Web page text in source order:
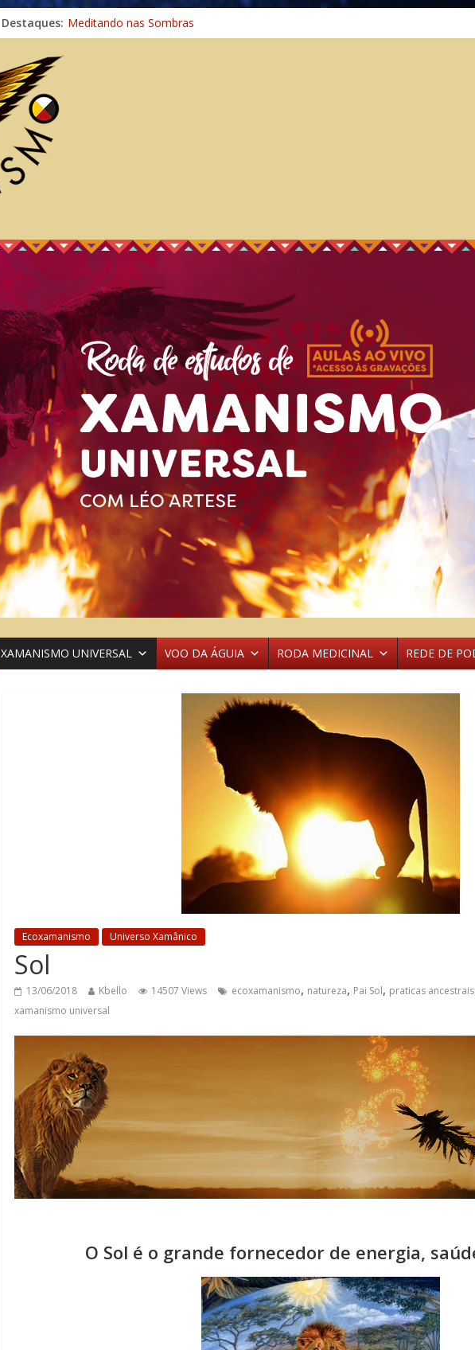
Destaques: Meditando nas Sombras
Autosuficiência: A Jornada do Espírito Ancestral
XAMANISMO UNIVERSAL VOO DA ÁGUIA RODA MEDICINAL REDE DE
Ecoxamanismo Universo Xamânico
Sol
13/06/2018 Kbello 14507 Views ecoxamanismo, natureza, Pai Sol, praticas ancestrais
xamanismo universal
O Sol é o grande fornecedor de energia,